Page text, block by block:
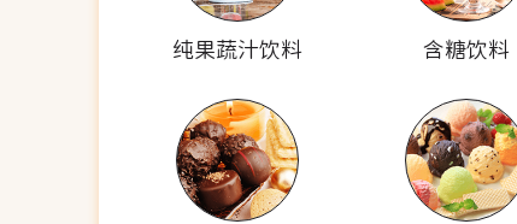
纯果蔬汁饮料 含糖饮料